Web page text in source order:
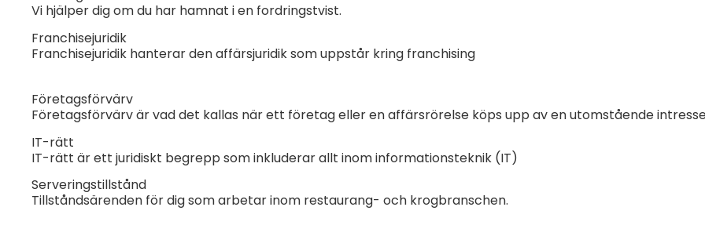
Vi hjälper dig om du har hamnat i en fordringstvist.
Franchisejuridik
Franchisejuridik hanterar den affärsjuridik som uppstår kring franchising
Företagsförvärv
Företagsförvärv är vad det kallas när ett företag eller en affärsrörelse köps upp av en utomstående
IT-rätt
IT-rätt är ett juridiskt begrepp som inkluderar allt inom informationsteknik (IT)
Serveringstillstånd
Tillståndsärenden för dig som arbetar inom restaurang- och krogbranschen.